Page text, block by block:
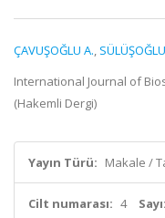
ÇAVUŞOĞLU A.,
International Journal of
(Hakemli Dergi)
Yayın Türü: Makale /
Cilt numarası: 4 Sayı: